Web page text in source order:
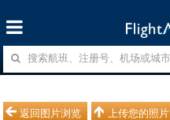
返回图片浏览 上传您的照片